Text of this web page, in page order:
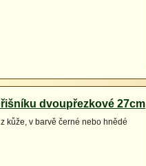
dvoupřezkové 27cm
kůže, v barvě černé nebo hnědé